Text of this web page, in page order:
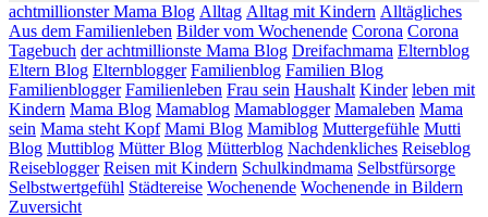
achtmillionster Mama Blog Alltag Alltag mit Kindern Alltägliches
Aus dem Familienleben Bilder vom Wochenende Corona Corona
Tagebuch der achtmillionste Mama Blog Dreifachmama Elternblog
Eltern Blog Elternblogger Familienblog Familien Blog
Familienblogger Familienleben Frau sein Haushalt Kinder leben mit
Kindern Mama Blog Mamablog Mamablogger Mamaleben Mama
sein Mama steht Kopf Mami Blog Mamiblog Muttergefühle Mutti
Blog Muttiblog Mütter Blog Mütterblog Nachdenkliches Reiseblog
Reiseblogger Reisen mit Kindern Schulkindmama Selbstfürsorge
Selbstwertgefühl Städtereise Wochenende Wochenende in Bildern
Zuversicht